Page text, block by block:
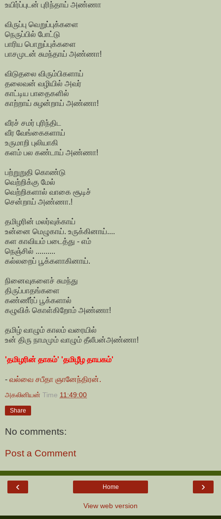
உயிர்ப்புடன் புரிந்தாய் அண்ணா
விருப்பு வெறுப்புக்களை
நெருப்பில் போட்டு
பாரிய பொறுப்புக்களை
பாசமுடன் சுமந்தாய் அண்ணா!
விடுதலை விரும்பிகளாய்
தலைவன் வழியில் அவர்
காட்டிய பாதைகளில்
காற்றாய் சுழன்றாய் அண்ணா!
வீரச் சமர் புரிந்திட
வீர வேங்கைகளாய்
உருமாறி புலியாகி
களம் பல கண்டாய் அண்ணா!
பற்றுறுதி கொண்டு
வெற்றிக்கு மேல்
வெற்றிகளால் வாகை சூடிச்
சென்றாய் அண்ணா.!
தமிழரின் மலர்வுக்காய்
உன்னை மெழுகாய். உருக்கினாய்....
கள காவியம் படைத்து - எம்
நெஞ்சில் ..........
கல்லறைப் பூக்களாகினாய்.
நினைவுகளைச் சுமந்து
திருப்பாதங்களை
கண்ணீர்ப் பூக்களால்
கழுவிக் கொள்கிறோம் அண்ணா!
தமிழ் வாழும் காலம் வரையில்
உன் திரு நாமமும் வாழும் தீலீபன்அண்ணா!
'தமிழரின் தாகம்' 'தமிழீழ தாயகம்'
- வல்வை சபீதா ஞானேந்திரன்.
அகலினியன் Time 11:49:00
Share
No comments:
Post a Comment
‹ ›
Home
View web version